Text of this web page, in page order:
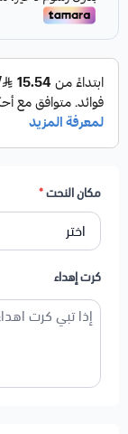
مكان النحت*
كرت إهداء